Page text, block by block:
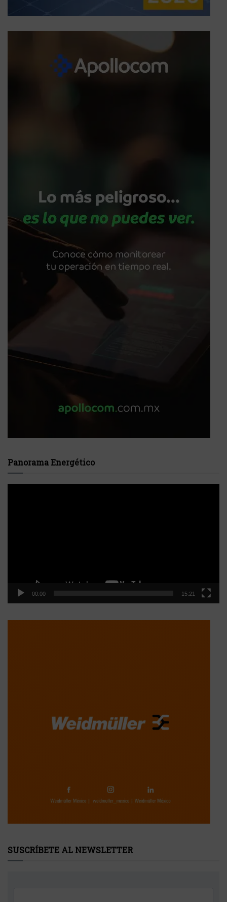
Panorama Energético
00:00 15:21
SUSCRÍBETE AL NEWSLETTER